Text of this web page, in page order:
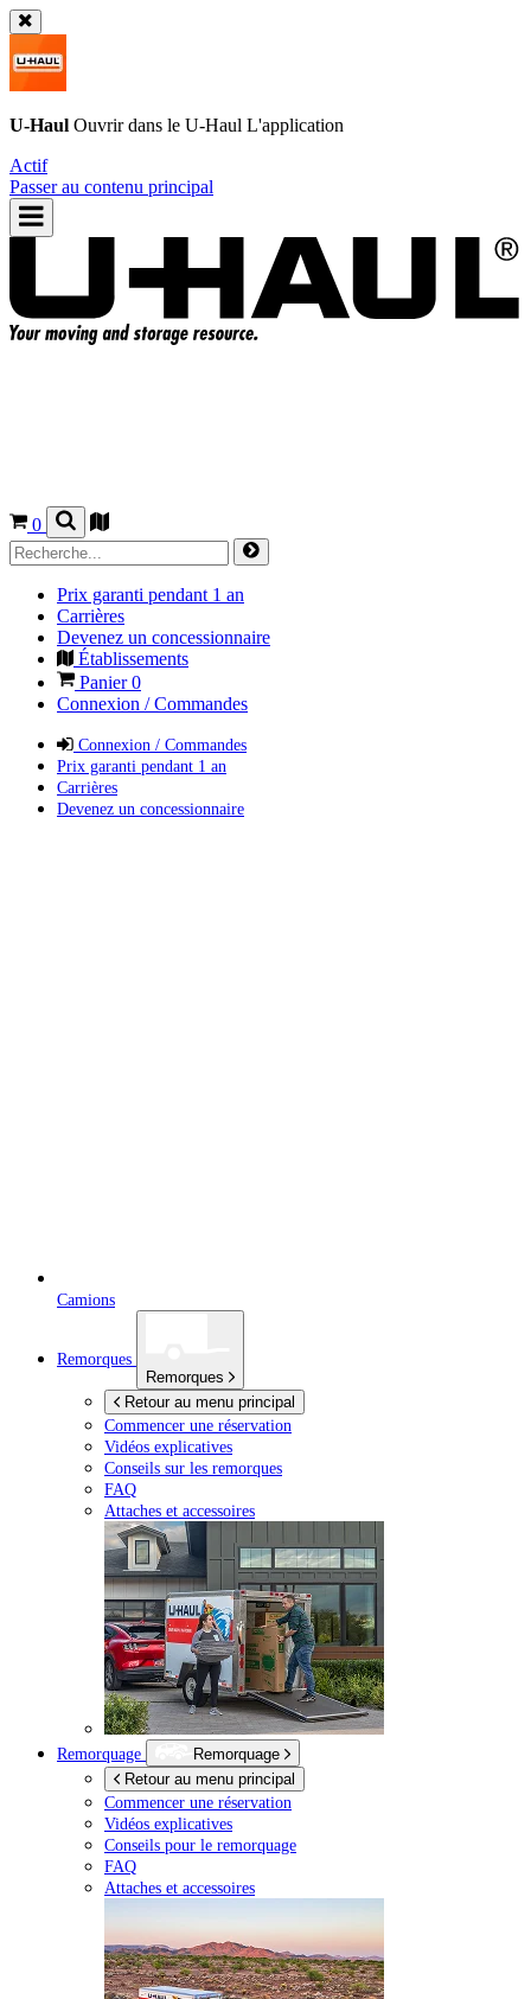
U-Haul Ouvrir dans le U-Haul L'application
Actif
Passer au contenu principal
0
Prix garanti pendant 1 an
Carrières
Devenez un concessionnaire
Établissements
Panier0
Connexion / Commandes
Connexion / Commandes
Prix garanti pendant 1 an
Carrières
Devenez un concessionnaire
Camions
Remorques
Remorques
Retour au menu principal
Commencer une réservation
Vidéos explicatives
Conseils sur les remorques
FAQ
Attaches et accessoires
Remorquage
Remorquage
Retour au menu principal
Commencer une réservation
Vidéos explicatives
Conseils pour le remorquage
FAQ
Attaches et accessoires